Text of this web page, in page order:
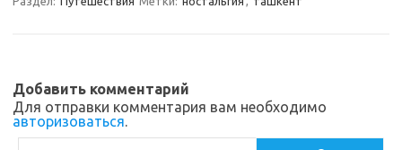
ik
i
ь
Добавить комментарий
Для отправки комментария вам необходимо
авторизоваться.